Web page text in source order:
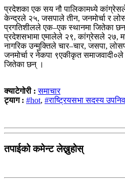
प्रदेशका एक सय नौ पालिकामध्ये
केन्द्रले २५, जसपाले तीन, जनमोर्चा र
प्रगतिशीलले एक–एक स्थानमा जितेका
प्रदेशसभामा एमालेले २९, कांग्रेसले २७,
नागरिक उन्मुक्तिले चार–चार, जसपा,
जनमोर्चा र नेकपा ९एकीकृत
जितेका छन् ।
क्याटेगोरी :समाचार
ट्याग : #hot, #राष्ट्रियसभा सदस्य
तपाईको कमेन्ट लेख्नुहोस्